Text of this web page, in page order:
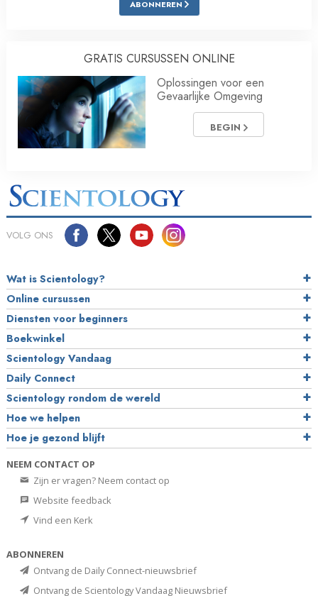
ABONNEREN
GRATIS CURSUSSEN ONLINE
Oplossingen voor een
Gevaarlijke Omgeving
BEGIN
VOLG ONS
Wat is Scientology?
Online cursussen
Diensten voor beginners
Boekwinkel
Scientology Vandaag
Daily Connect
Scientology rondom de wereld
Hoe we helpen
Hoe je gezond blijft
NEEM CONTACT OP
Zijn er vragen? Neem contact op
Website feedback
Vind een Kerk
ABONNEREN
Ontvang de Daily Connect-nieuwsbrief
Ontvang de Scientology Vandaag Nieuwsbrief